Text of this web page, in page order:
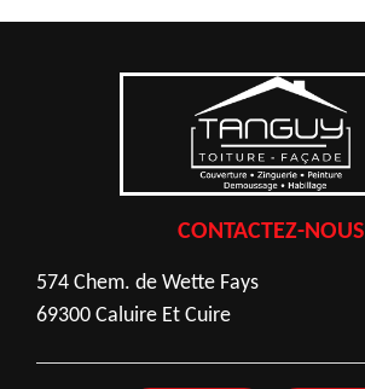
CONTACTEZ-NOUS
574 Chem. de Wette Fays
69300 Caluire Et Cuire